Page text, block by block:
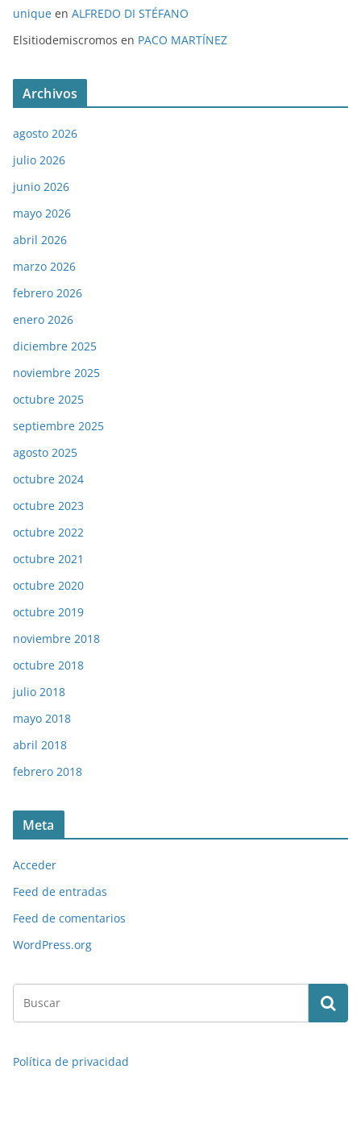
unique en ALFREDO DI STÉFANO
Elsitiodemiscromos en PACO MARTÍNEZ
Archivos
agosto 2026
julio 2026
junio 2026
mayo 2026
abril 2026
marzo 2026
febrero 2026
enero 2026
diciembre 2025
noviembre 2025
octubre 2025
septiembre 2025
agosto 2025
octubre 2024
octubre 2023
octubre 2022
octubre 2021
octubre 2020
octubre 2019
noviembre 2018
octubre 2018
julio 2018
mayo 2018
abril 2018
febrero 2018
Meta
Acceder
Feed de entradas
Feed de comentarios
WordPress.org
Política de privacidad